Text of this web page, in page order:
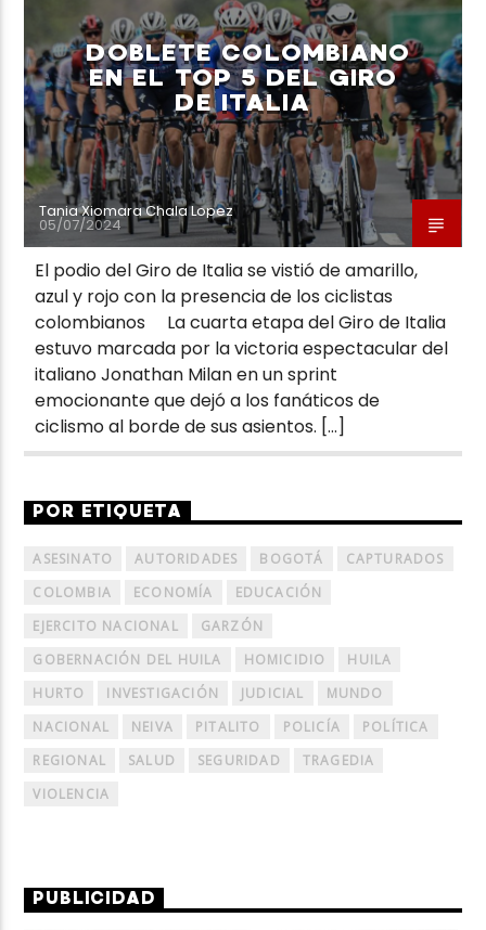
Neiva Estereo
DOBLETE COLOMBIANO
EN EL TOP 5 DEL GIRO
DE ITALIA
Tania Xiomara Chala Lopez
05/07/2024
El podio del Giro de Italia se vistió de amarillo,
azul y rojo con la presencia de los ciclistas
colombianos La cuarta etapa del Giro de Italia
estuvo marcada por la victoria espectacular del
italiano Jonathan Milan en un sprint
emocionante que dejó a los fanáticos de
ciclismo al borde de sus asientos. […]
POR ETIQUETA
ASESINATO AUTORIDADES BOGOTÁ
CAPTURADOS
COLOMBIA
ECONOMÍA
EDUCACIÓN
EJERCITO NACIONAL
GARZÓN
GOBERNACIÓN DEL HUILA
HOMICIDIO
HUILA
HURTO
INVESTIGACIÓN JUDICIAL
MUNDO
NACIONAL
NEIVA PITALITO POLICÍA
POLÍTICA
REGIONAL
SALUD SEGURIDAD
TRAGEDIA
VIOLENCIA
PUBLICIDAD